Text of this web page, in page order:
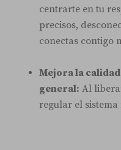
centrarte en tu
precisos,
conectas contigo
Mejora la
general: Al
regular el sistema